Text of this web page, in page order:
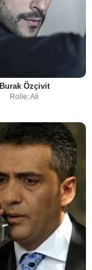
Burak Özçivit
Rolle: Ali